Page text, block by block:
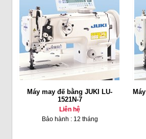
Máy may đế bằng JUKI LU-
1521N-7
Liên hệ
Bảo hành : 12 tháng